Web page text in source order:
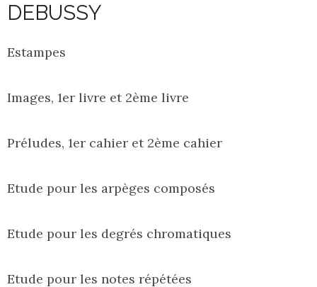
DEBUSSY
Estampes
Images, 1er livre et 2ème livre
Préludes, 1er cahier et 2ème cahier
Etude pour les arpèges composés
Etude pour les degrés chromatiques
Etude pour les notes répétées